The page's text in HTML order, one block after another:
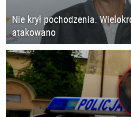
Nie krył pochodzenia.
atakowano